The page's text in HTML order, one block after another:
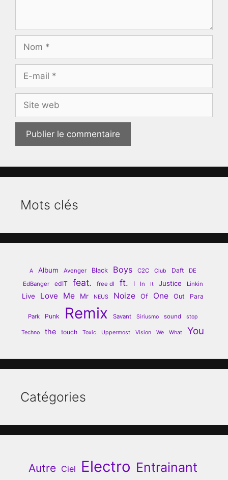
mail
web
Mots clés
A Album Avenger Black Boys C2C Club Daft
DE
EdBanger
edIT feat. free dl ft. I In It Justice Linkin
Live Love Me Mr NEUS Noize Of One Out Para
Park Punk Remix Savant Siriusmo sound stop
Techno the touch Toxic Uppermost Vision We What You
Catégories
Autre Ciel Electro Entrainant